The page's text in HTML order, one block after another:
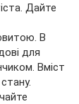
Дайте
В
для
Вміст